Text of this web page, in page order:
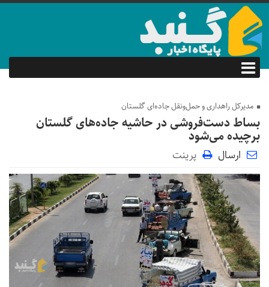
مدیرکل راهداری و حمل‌ونقل جاده‌ای گلستان
بساط دست‌فروشی در حاشیه جاده‌های گلستان
برچیده می‌شود
ارسال پرینت